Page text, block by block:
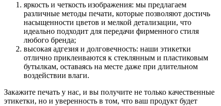
яркость и четкость изображения: мы предлагаем
различные методы печати, которые позволяют достичь
насыщенности цветов и мелкой детализации, что
идеально подходит для передачи фирменного стиля
любого бренда;
высокая адгезия и долговечность: наши этикетки
отлично приклеиваются к стеклянным и пластиковым
бутылкам, оставаясь на месте даже при длительном
воздействии влаги.
Закажите печать у нас, и вы получите не только качественные
этикетки, но и уверенность в том, что ваш продукт будет